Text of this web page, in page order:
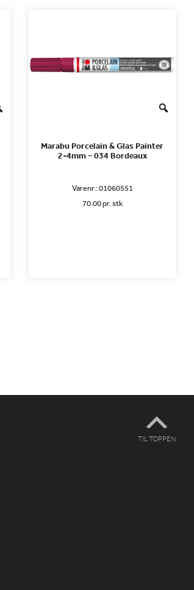
Marabu Porcelain & Glas Painter
2-4mm – 034 Bordeaux
Varenr.:01060551
70.00 pr. stk
TIL TOPPEN